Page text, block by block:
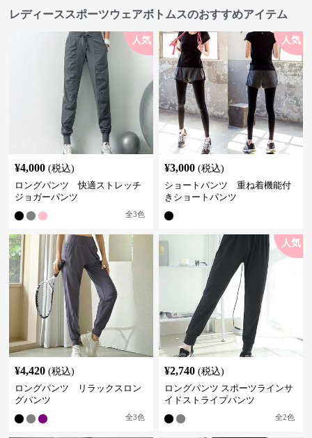
レディーススポーツウェアボトムスのおすすめアイテム
人気
¥4,000 (税込)
ロングパンツ 快適ストレッチ
ジョガーパンツ
全3色
人気
¥3,000 (税込)
ショートパンツ 重ね着機能付
きショートパンツ
¥4,420 (税込)
ロングパンツ リラックスロン
グパンツ
全3色
人気
¥2,740 (税込)
ロングパンツ スポーツラインサ
イドストライプパンツ
全2色